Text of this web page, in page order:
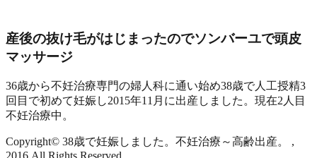
産後の抜け毛がはじまったのでソンバーユで頭皮
マッサージ
36歳から不妊治療専門の婦人科に通い始め38歳で人工授精3
回目で初めて妊娠し2015年11月に出産しました。現在2人目
不妊治療中。
Copyright© 38歳で妊娠しました。不妊治療～高齢出産。 ,